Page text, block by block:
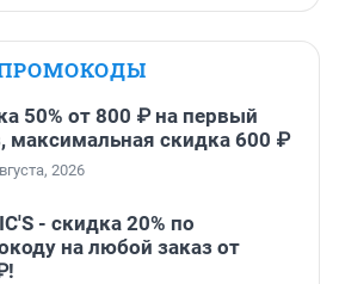
50% от 800 ₽ на первый
максимальная скидка 600 ₽
2026
- скидка 20% по
на любой заказ от